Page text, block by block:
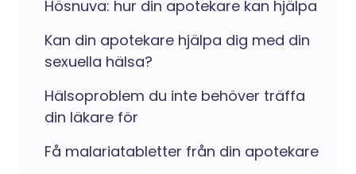
Hösnuva: hur din apotekare kan hjälpa
Kan din apotekare hjälpa dig med din
sexuella hälsa?
Hälsoproblem du inte behöver träffa
din läkare för
Få malariatabletter från din apotekare